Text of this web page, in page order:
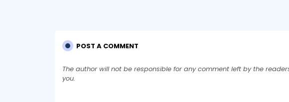
POST A COMMENT
The author will not be responsible for any comment left by the
you.